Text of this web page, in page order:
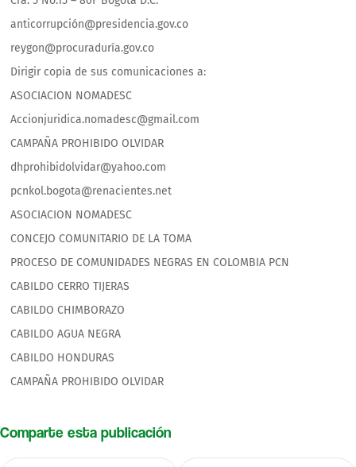
anticorrupción@presidencia.gov.co
reygon@procuraduría.gov.co
Dirigir copia de sus comunicaciones a:
ASOCIACION NOMADESC
Accionjuridica.nomadesc@gmail.com
CAMPAÑA PROHIBIDO OLVIDAR
dhprohibidolvidar@yahoo.com
pcnkol.bogota@renacientes.net
ASOCIACION NOMADESC
CONCEJO COMUNITARIO DE LA TOMA
PROCESO DE COMUNIDADES NEGRAS EN COLOMBIA PCN
CABILDO CERRO TIJERAS
CABILDO CHIMBORAZO
CABILDO AGUA NEGRA
CABILDO HONDURAS
CAMPAÑA PROHIBIDO OLVIDAR
Comparte esta publicación